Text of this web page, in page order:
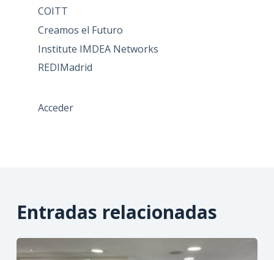
COITT
Creamos el Futuro
Institute IMDEA Networks
REDIMadrid
Acceder
Entradas relacionadas